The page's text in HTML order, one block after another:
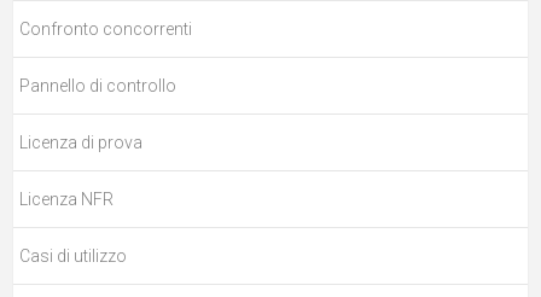
Confronto concorrenti
Pannello di controllo
Licenza di prova
Licenza NFR
Casi di utilizzo